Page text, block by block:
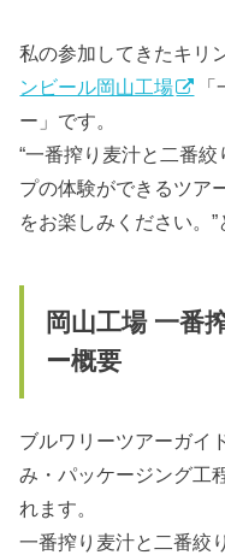
私の参加してきたキリ
ンビール岡山工場
ー」です。
“一番搾り麦汁と二番
プの体験ができるツア
をお楽しみください。
岡山工場 一番
ー概要
ブルワリーツアーガイ
み・パッケージング工
れます。
一番搾り麦汁と二番絞